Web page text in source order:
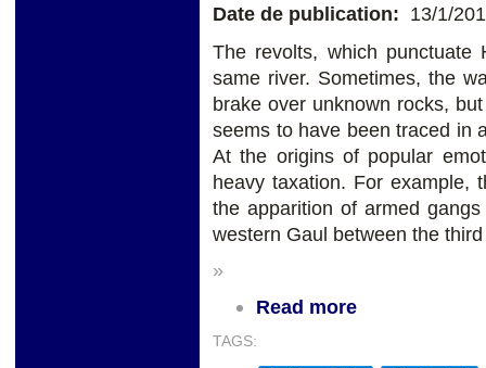
Date de publication: 13/1/
The revolts, which
same river. Sometimes, the
brake over unknown rocks,
seems to have been traced in
At the origins of popular
heavy taxation. For example,
the apparition of armed
western Gaul between the
»
Read more
TAGS: